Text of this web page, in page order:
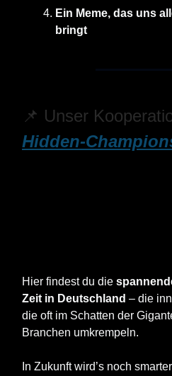
Ein Meme, das uns
bringt
📌 Unser
Hidden-
Hier findest du die
Zeit in Deutschland – die
die oft im Schatten der
Branchen umkrempeln.
In Zukunft wird’s noch